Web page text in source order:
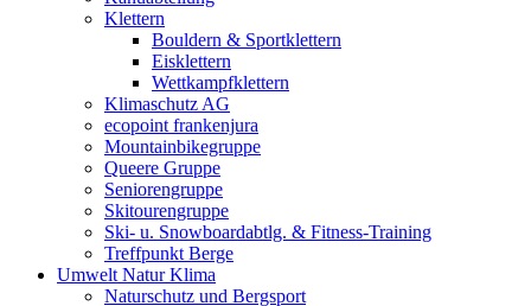
Klettern
Bouldern & Sportklettern
Eisklettern
Wettkampfklettern
Klimaschutz AG
ecopoint frankenjura
Mountainbikegruppe
Queere Gruppe
Seniorengruppe
Skitourengruppe
Ski- u. Snowboardabtlg. & Fitness-Training
Treffpunkt Berge
Umwelt Natur Klima
Naturschutz und Bergsport